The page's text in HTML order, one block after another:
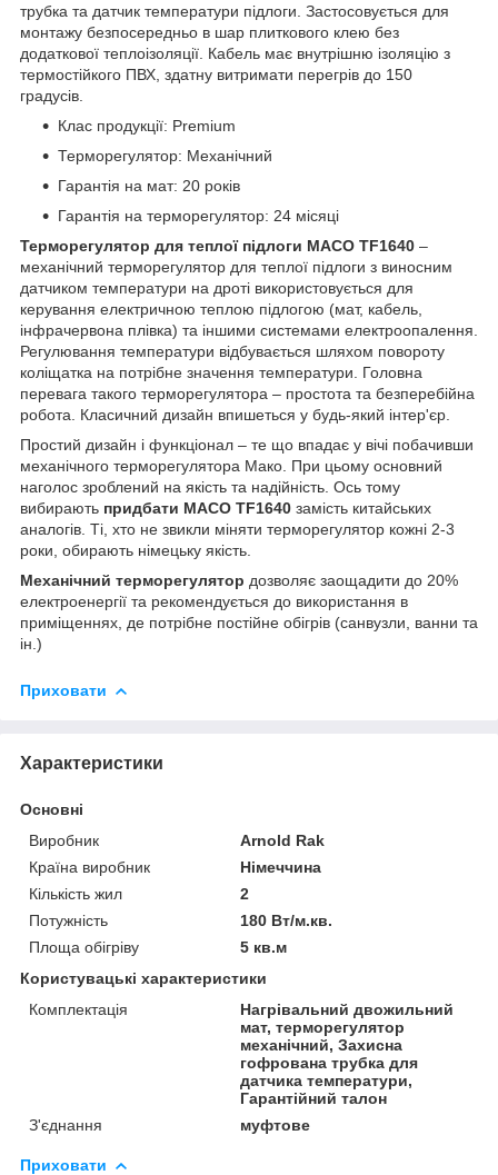
трубка та датчик температури підлоги. Застосовується для
монтажу безпосередньо в шар плиткового клею без
додаткової теплоізоляції. Кабель має внутрішню ізоляцію з
термостійкого ПВХ, здатну витримати перегрів до 150
градусів.
Клас продукції: Premium
Терморегулятор: Механічний
Гарантія на мат: 20 років
Гарантія на терморегулятор: 24 місяці
Терморегулятор для теплої підлоги MACO TF1640 –
механічний терморегулятор для теплої підлоги з виносним
датчиком температури на дроті використовується для
керування електричною теплою підлогою (мат, кабель,
інфрачервона плівка) та іншими системами електроопалення.
Регулювання температури відбувається шляхом повороту
коліщатка на потрібне значення температури. Головна
перевага такого терморегулятора – простота та безперебійна
робота. Класичний дизайн впишеться у будь-який інтер'єр.
Простий дизайн і функціонал – те що впадає у вічі побачивши
механічного терморегулятора Мако. При цьому основний
наголос зроблений на якість та надійність. Ось тому
вибирають придбати MACO TF1640 замість китайських
аналогів. Ті, хто не звикли міняти терморегулятор кожні 2-3
роки, обирають німецьку якість.
Механічний терморегулятор дозволяє заощадити до 20%
електроенергії та рекомендується до використання в
приміщеннях, де потрібне постійне обігрів (санвузли, ванни та
ін.)
Приховати
Характеристики
Основні
Виробник
Arnold Rak
Країна виробник
Німеччина
Кількість жил
2
Потужність
180 Вт/м.кв.
Площа обігріву
5 кв.м
Користувацькі характеристики
Комплектація
Нагрівальний двожильний
мат, терморегулятор
механічний, Захисна
гофрована трубка для
датчика температури,
Гарантійний талон
З'єднання
муфтове
Приховати